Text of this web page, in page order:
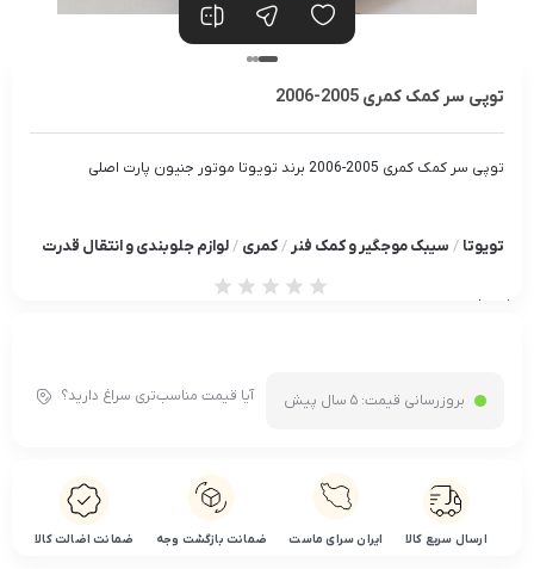
woocommerce/includes/wc-template-functions.php
توپی سر کمک کمری 2005-2006
توپی سر کمک کمری 2005-2006 برند تویوتا موتور جنیون پارت اصلی
تویوتا / سیبک موجگیر و کمک فنر /کمری /لوازم جلوبندی و انتقال قدرت
از 0 رای
بروزرسانی قیمت: 5 سال پیش آیا قیمت مناسب‌تری سراغ دارید؟
ارسال سریع کالا ایران سرای ماست ضمانت بازگشت وجه ضمانت اضالت کالا